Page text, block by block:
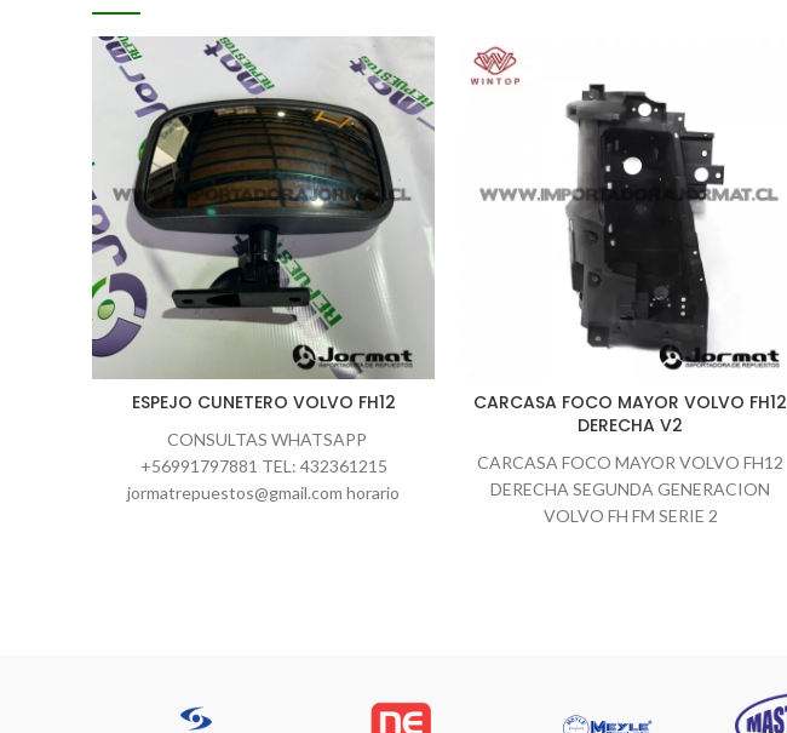
ESPEJO CUNETERO VOLVO FH12
CONSULTAS WHATSAPP
+56991797881 TEL: 432361215
jormatrepuestos@gmail.com horario
CARCASA FOCO MAYOR VOLVO FH12
DERECHA V2
CARCASA FOCO MAYOR VOLVO FH12
DERECHA SEGUNDA GENERACION
VOLVO FH FM SERIE 2